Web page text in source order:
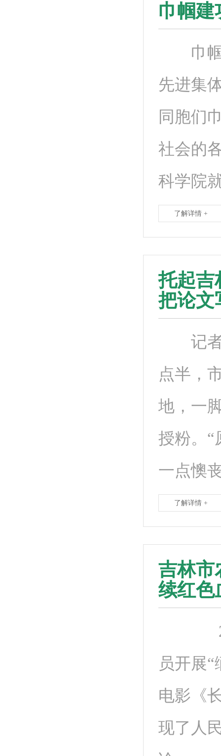
巾帼建
巾帼
先进集
同胞们
社会的
科学院
了解详情 +
托起
把论文
记者
点半，
地，一
授粉。“
一点懊
了解详情 +
吉林市
续红色
2021
员开展
电影《
现了人